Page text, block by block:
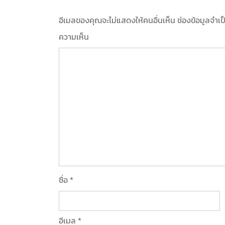
อีเมลของคุณจะไม่แสดงให้คนอื่นเห็น ช่องข้อมูลจำเ
ความเห็น
ชื่อ *
อีเมล *